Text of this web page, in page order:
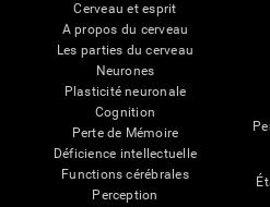
Cerveau et esprit
A propos du cerveau
Les parties du cerveau
Neurones
Plasticité neuronale
Cognition
Perte de Mémoire
Déficience intellectuelle
Functions cérébrales
Perception